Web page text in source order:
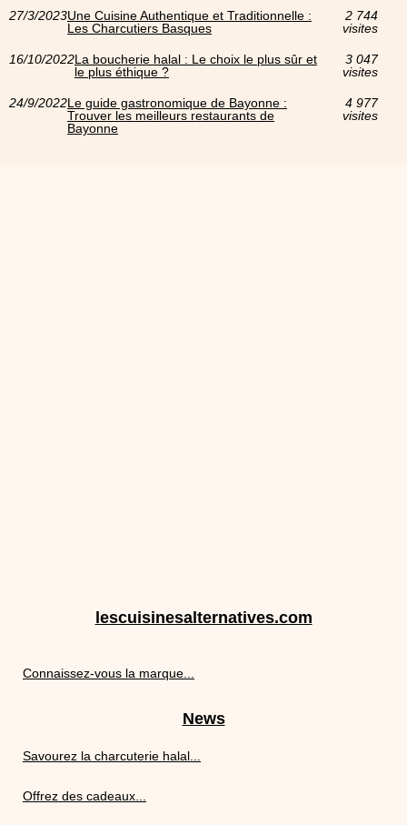
27/3/2023Une Cuisine Authentique et Traditionnelle :
Les Charcutiers Basques
2 744
visites
16/10/2022La boucherie halal : Le choix le plus sûr et
le plus éthique ?
3 047
visites
24/9/2022Le guide gastronomique de Bayonne :
Trouver les meilleurs restaurants de
Bayonne
4 977
visites
lescuisinesalternatives.com
Connaissez-vous la marque...
News
Savourez la charcuterie halal...
Offrez des cadeaux...